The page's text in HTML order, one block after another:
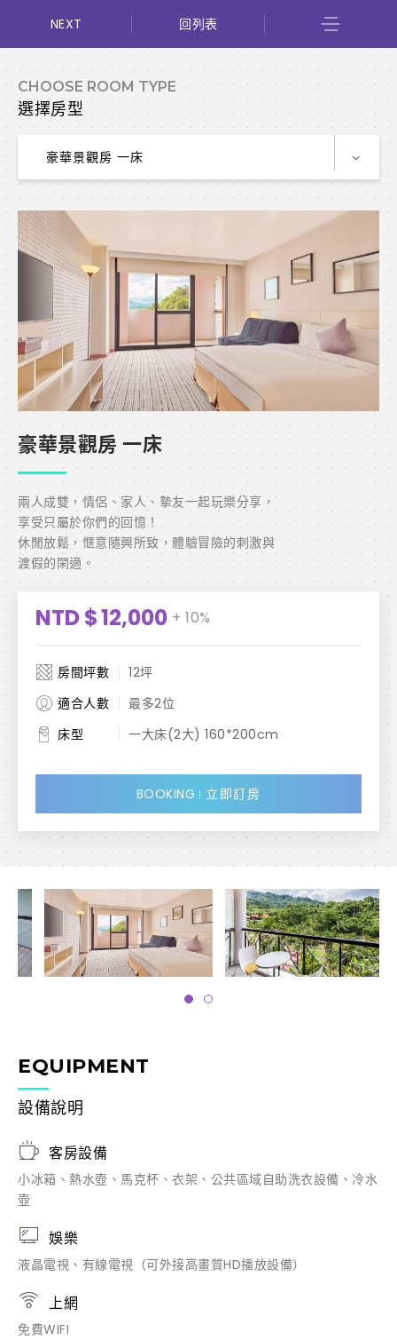
CHOOSE ROOM TYPE
選擇房型
豪華景觀房 一床
豪華景觀房 一床
兩人成雙，情侶、家人、摯友一起玩樂分享，
享受只屬於你們的回憶！
休閒放鬆，愜意隨興所致，體驗冒險的刺激與
渡假的閑適。
NTD $12,000 + 10%
房間坪數
12坪
適合人數
最多2位
床型
一大床(2大) 160*200cm
BOOKING 立即訂房
EQUIPMENT
設備說明
客房設備
小冰箱、熱水壺、馬克杯、衣架、公共區域自助洗衣設備、冷水
壺
娛樂
液晶電視、有線電視（可外接高畫質HD播放設備）
上網
免費WIFI
NEXT 回列表